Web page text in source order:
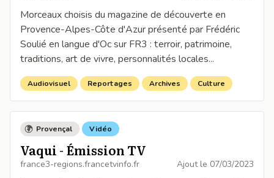
Morceaux choisis du magazine de découverte en
Provence-Alpes-Côte d'Azur présenté par Frédéric
Soulié en langue d'Oc sur FR3 : terroir, patrimoine,
traditions, art de vivre, personnalités locales...
Audiovisuel Reportages Archives Culture
Provençal Vidéo
Vaqui - Émission TV
france3-regions.francetvinfo.fr Ajout le 07/03/2023